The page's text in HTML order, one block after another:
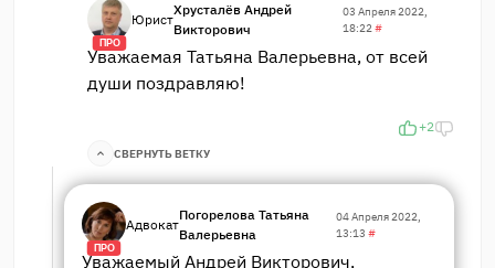
ПРО
Юрист
Хрусталёв Андрей
Викторович
03 Апреля 2022,
18:22#
Уважаемая Татьяна Валерьевна, от всей
души поздравляю!
+2
СВЕРНУТЬ ВЕТКУ
ПРО
Адвокат
Погорелова Татьяна
Валерьевна
04 Апреля 2022,
13:13 #
Уважаемый Андрей Викторович,